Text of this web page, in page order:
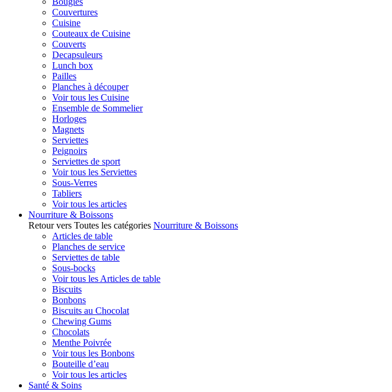
Couvertures
Cuisine
Couteaux de Cuisine
Couverts
Decapsuleurs
Lunch box
Pailles
Planches à découper
Voir tous les Cuisine
Ensemble de Sommelier
Horloges
Magnets
Serviettes
Peignoirs
Serviettes de sport
Voir tous les Serviettes
Sous-Verres
Tabliers
Voir tous les articles
Nourriture & Boissons
Retour vers Toutes les catégories Nourriture & Boissons
Articles de table
Planches de service
Serviettes de table
Sous-bocks
Voir tous les Articles de table
Biscuits
Bonbons
Biscuits au Chocolat
Chewing Gums
Chocolats
Menthe Poivrée
Voir tous les Bonbons
Bouteille d’eau
Voir tous les articles
Santé & Soins